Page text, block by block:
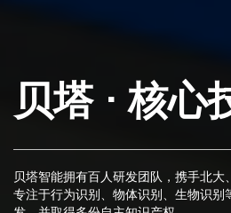
贝塔 · 核心
贝塔智能拥有百人研发团队，携手北大
专注于行为识别、物体识别、生物识别